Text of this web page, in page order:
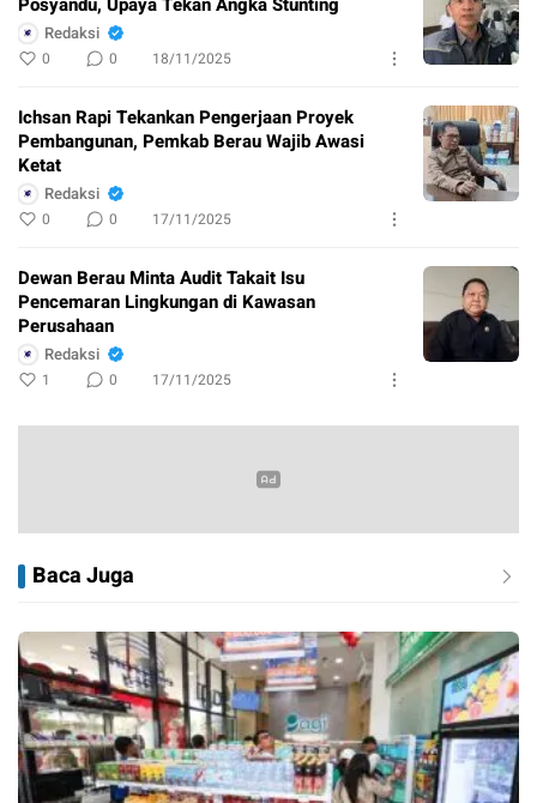
Redaksi
0 0 18/11/2025
Ichsan Rapi Tekankan Pengerjaan Proyek
Pembangunan, Pemkab Berau Wajib Awasi
Ketat
Redaksi
0 0 17/11/2025
Dewan Berau Minta Audit Takait Isu
Pencemaran Lingkungan di Kawasan
Perusahaan
Redaksi
1 0 17/11/2025
Baca Juga